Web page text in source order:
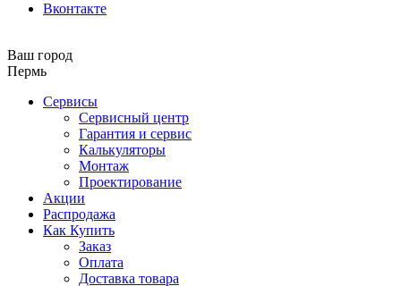
Вконтакте
Ваш город
Пермь
Сервисы
Сервисный центр
Гарантия и сервис
Калькуляторы
Монтаж
Проектирование
Акции
Распродажа
Как Купить
Заказ
Оплата
Доставка товара